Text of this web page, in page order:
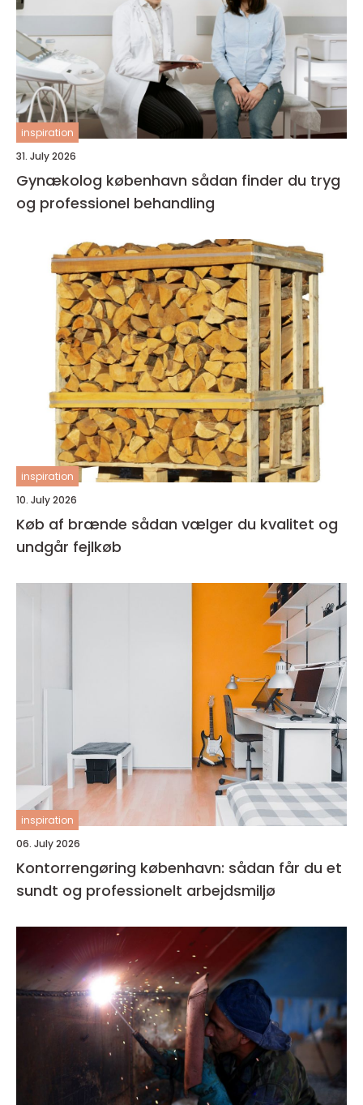
inspiration
31. July 2026
Gynækolog københavn sådan finder du tryg
og professionel behandling
inspiration
10. July 2026
Køb af brænde sådan vælger du kvalitet og
undgår fejlkøb
inspiration
06. July 2026
Kontorrengøring københavn: sådan får du et
sundt og professionelt arbejdsmiljø